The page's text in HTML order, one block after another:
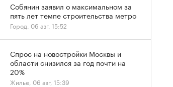
Собянин заявил о максимальном за
пять лет темпе строительства метро
Город, 06 авг, 15:52
Спрос на новостройки Москвы и
области снизился за год почти на
20%
Жилье, 06 авг, 15:39